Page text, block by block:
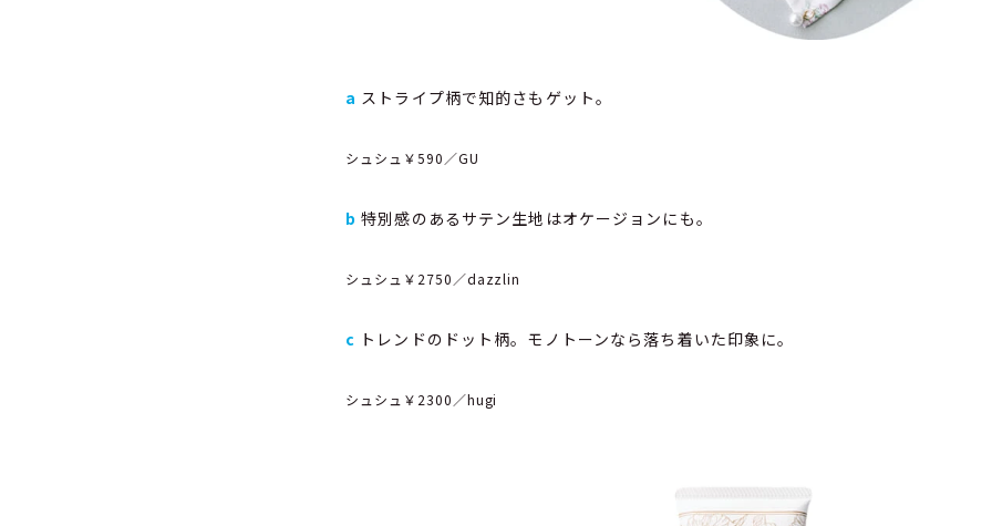
a ストライプ柄で知的さもゲット。
シュシュ￥590／GU
b 特別感のあるサテン生地はオケージョンにも。
シュシュ￥2750／dazzlin
c トレンドのドット柄。モノトーンなら落ち着いた印象に。
シュシュ￥2300／hugi